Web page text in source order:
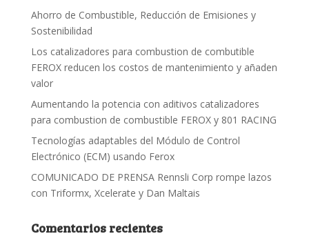
Ahorro de Combustible, Reducción de Emisiones y
Sostenibilidad
Los catalizadores para combustion de combutible
FEROX reducen los costos de mantenimiento y añaden
valor
Aumentando la potencia con aditivos catalizadores
para combustion de combustible FEROX y 801 RACING
Tecnologías adaptables del Módulo de Control
Electrónico (ECM) usando Ferox
COMUNICADO DE PRENSA Rennsli Corp rompe lazos
con Triformx, Xcelerate y Dan Maltais
Comentarios recientes